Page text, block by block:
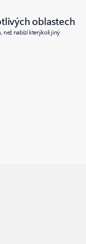
oblastech
než nabízí kterýkoli jiný